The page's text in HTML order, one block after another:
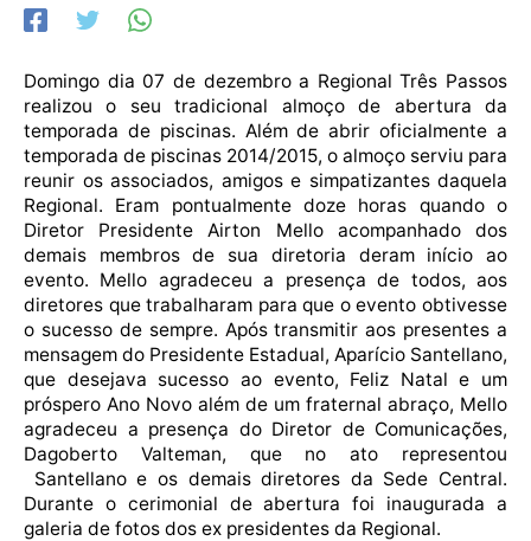
Domingo dia 07 de dezembro a Regional Três Passos
realizou o seu tradicional almoço de abertura da
temporada de piscinas. Além de abrir oficialmente a
temporada de piscinas 2014/2015, o almoço serviu para
reunir os associados, amigos e simpatizantes daquela
Regional. Eram pontualmente doze horas quando o
Diretor Presidente Airton Mello acompanhado dos
demais membros de sua diretoria deram início ao
evento. Mello agradeceu a presença de todos, aos
diretores que trabalharam para que o evento obtivesse
o sucesso de sempre. Após transmitir aos presentes a
mensagem do Presidente Estadual, Aparício Santellano,
que desejava sucesso ao evento, Feliz Natal e um
próspero Ano Novo além de um fraternal abraço, Mello
agradeceu a presença do Diretor de Comunicações,
Dagoberto Valteman, que no ato representou
Santellano e os demais diretores da Sede Central.
Durante o cerimonial de abertura foi inaugurada a
galeria de fotos dos ex presidentes da Regional.